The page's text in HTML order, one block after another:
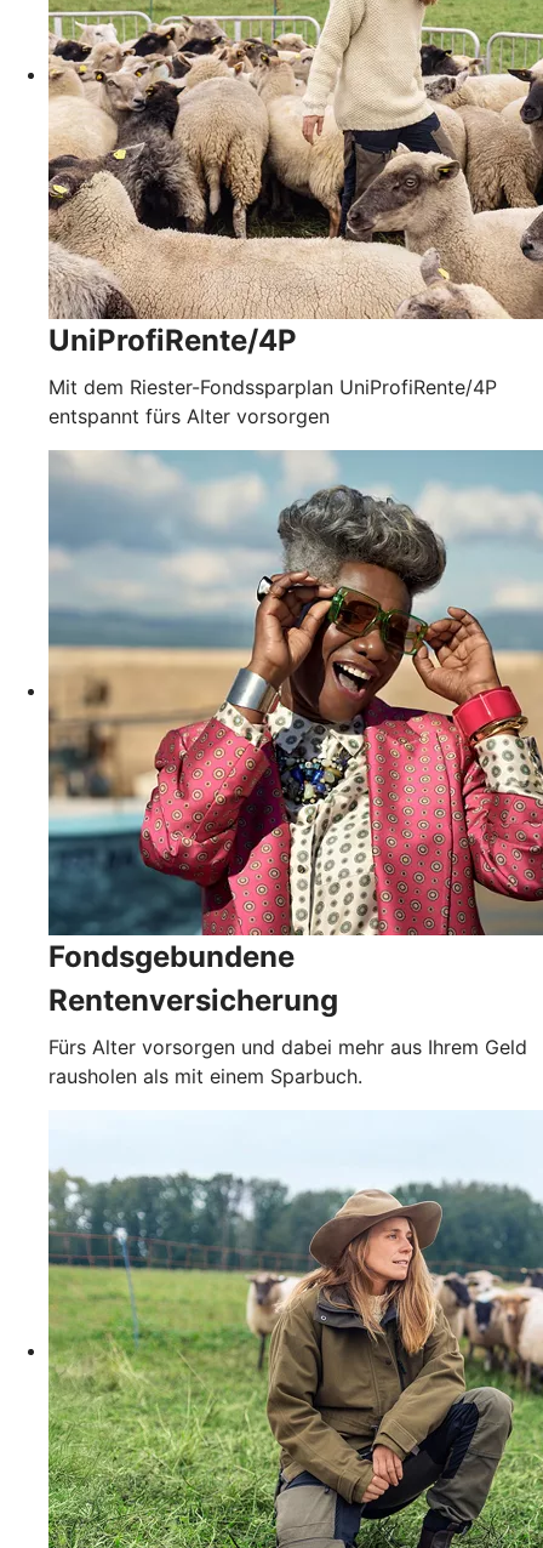
UniProfiRente/4P
Mit dem Riester-Fondssparplan UniProfiRente/4P
entspannt fürs Alter vorsorgen
Fondsgebundene
Rentenversicherung
Fürs Alter vorsorgen und dabei mehr aus Ihrem Geld
rausholen als mit einem Sparbuch.